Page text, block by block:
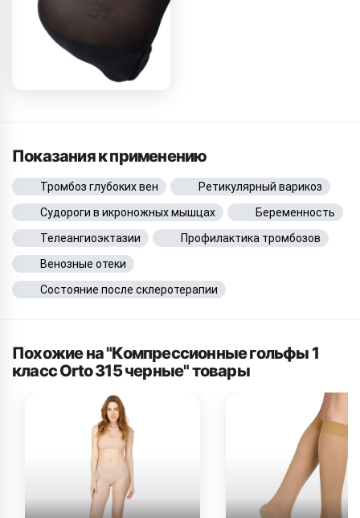
Показания к применению
Тромбоз глубоких вен
Ретикулярный варикоз
Судороги в икроножных мышцах
Беременность
Телеангиоэктазии
Профилактика тромбозов
Венозные отеки
Состояние после склеротерапии
Похожие на "Компрессионные гольфы 1
класс Orto 315 черные" товары